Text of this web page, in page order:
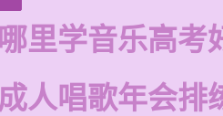
里学音乐高考
人唱歌年会排